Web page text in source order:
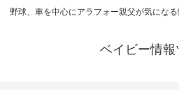
野球、車を中心にアラフォー親父が気にな
ベイビー情報